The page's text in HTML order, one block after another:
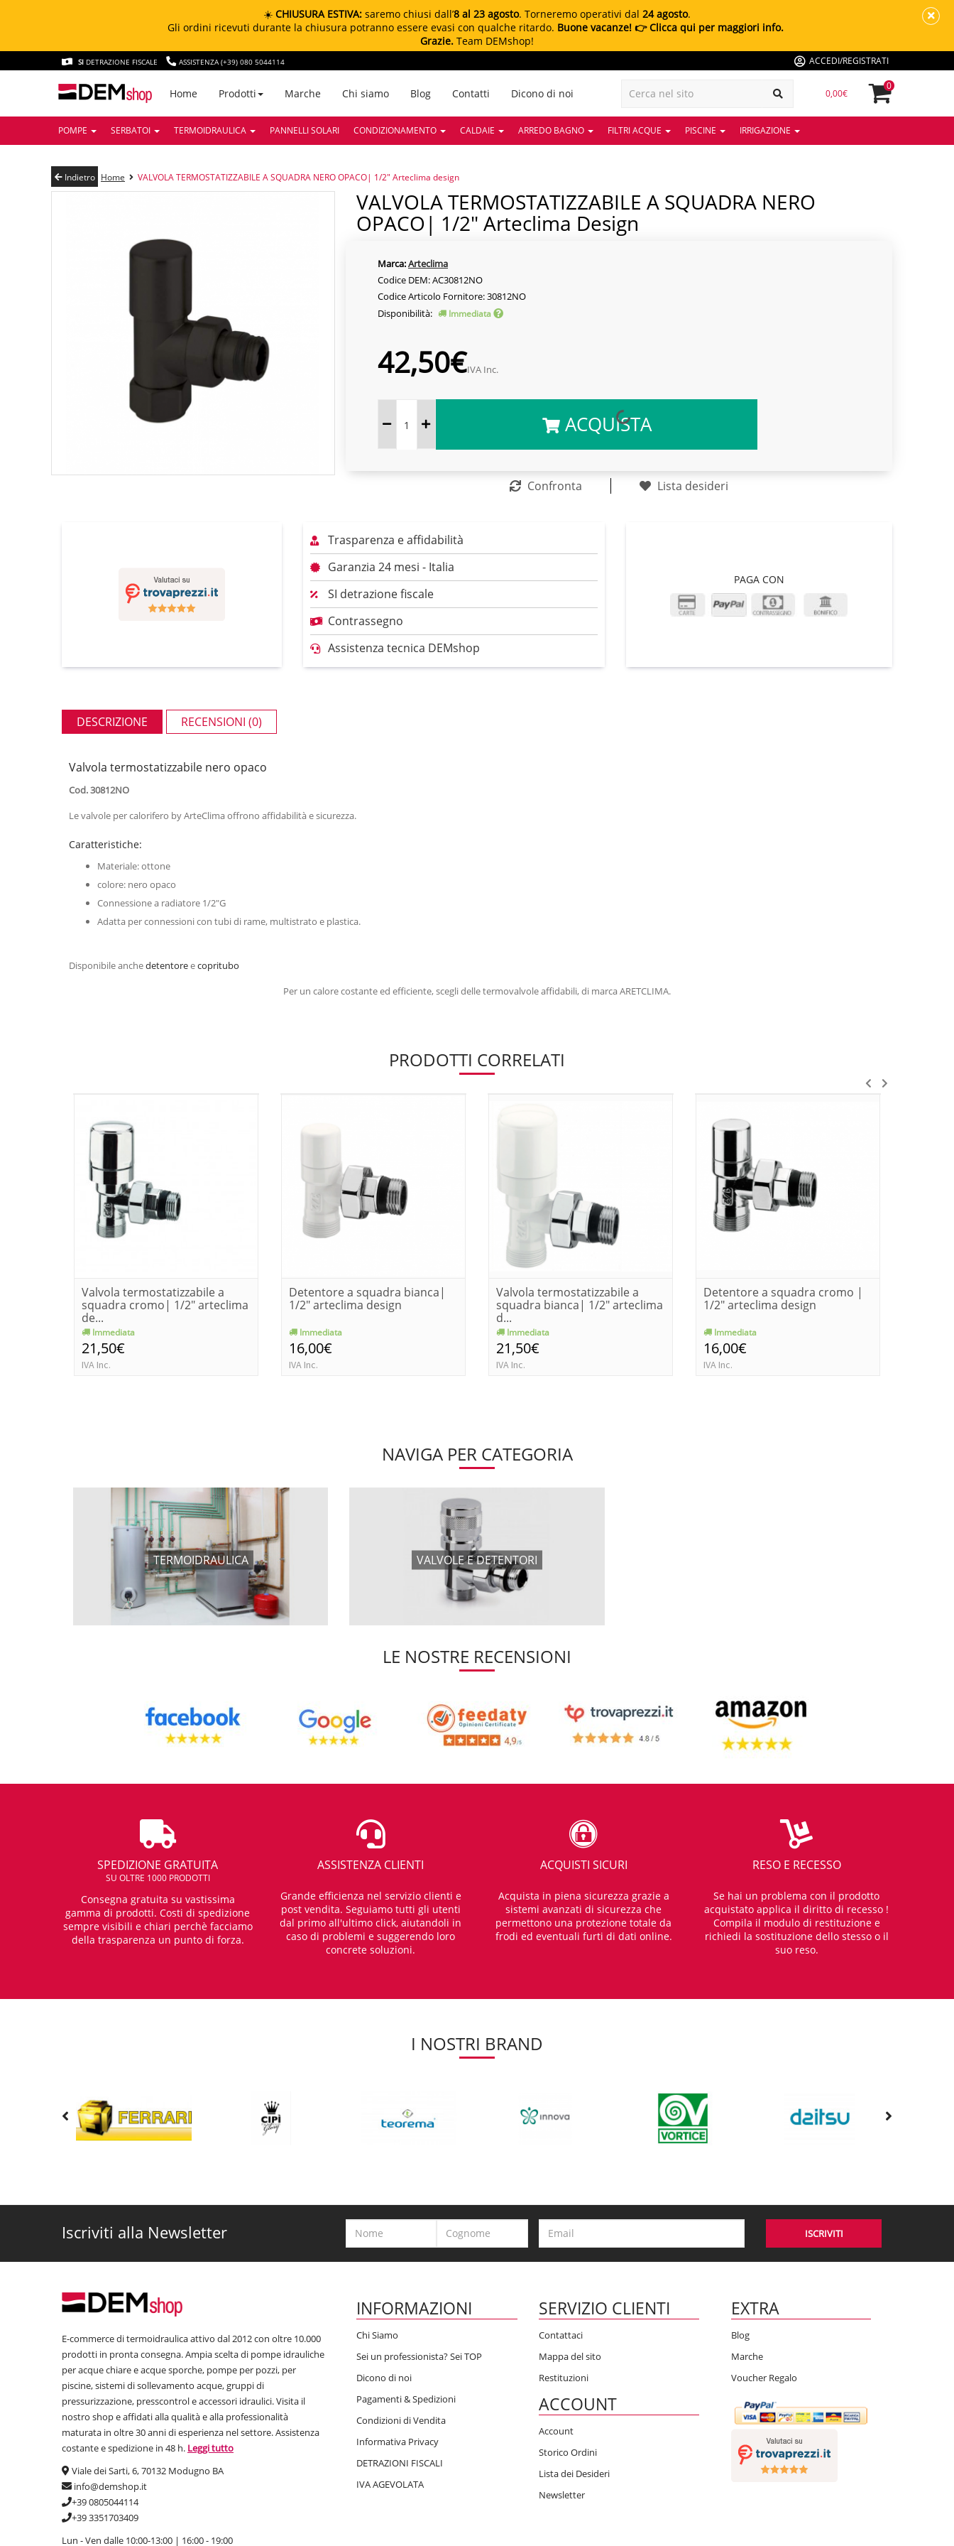
☀️ CHIUSURA ESTIVA: saremo chiusi dall’8 al 23 agosto. Torneremo operativi dal 24 agosto.
Gli ordini ricevuti durante la chiusura potranno essere evasi con qualche ritardo. Buone vacanze! 👉 Clicca qui per maggiori info.
Grazie. Team DEMshop!
SI DETRAZIONE FISCALE ASSISTENZA (+39) 080 5044114 ACCEDI/REGISTRATI
Home Prodotti Marche Chi siamo Blog Contatti Dicono di noi 0,00€
0
POMPE SERBATOI TERMOIDRAULICA PANNELLI SOLARI CONDIZIONAMENTO CALDAIE ARREDO BAGNO FILTRI ACQUE PISCINE IRRIGAZIONE
Indietro Home VALVOLA TERMOSTATIZZABILE A SQUADRA NERO OPACO| 1/2" Arteclima design
VALVOLA TERMOSTATIZZABILE A SQUADRA NERO
OPACO| 1/2" Arteclima Design
Marca:Arteclima
Codice DEM: AC30812NO
Codice Articolo Fornitore: 30812NO
Disponibilità:
Immediata
42,50€IVA Inc.
ACQUISTA
Confronta Lista desideri
Trasparenza e affidabilità
Garanzia 24 mesi - Italia
SI detrazione fiscale
Contrassegno
Assistenza tecnica DEMshop
PAGA CON
DESCRIZIONE RECENSIONI (0)
Valvola termostatizzabile nero opaco
Cod. 30812NO
Le valvole per calorifero by ArteClima offrono affidabilità e sicurezza.
Caratteristiche:
Materiale: ottone
colore: nero opaco
Connessione a radiatore 1/2"G
Adatta per connessioni con tubi di rame, multistrato e plastica.
Disponibile anchedetentoreecopritubo
Per un calore costante ed efficiente, scegli delle termovalvole affidabili, di marca ARETCLIMA.
PRODOTTI CORRELATI
Valvola termostatizzabile a
squadra cromo| 1/2" arteclima
de...
Immediata
21,50€
IVA Inc.
Detentore a squadra bianca|
1/2" arteclima design
Immediata
16,00€
IVA Inc.
Valvola termostatizzabile a
squadra bianca| 1/2" arteclima
d...
Immediata
21,50€
IVA Inc.
Detentore a squadra cromo |
1/2" arteclima design
Immediata
16,00€
IVA Inc.
NAVIGA PER CATEGORIA
TERMOIDRAULICA VALVOLE E DETENTORI
LE NOSTRE RECENSIONI
SPEDIZIONE GRATUITA
SU OLTRE 1000 PRODOTTI
Consegna gratuita su vastissima
gamma di prodotti. Costi di spedizione
sempre visibili e chiari perchè facciamo
della trasparenza un punto di forza.
ASSISTENZA CLIENTI
Grande efficienza nel servizio clienti e
post vendita. Seguiamo tutti gli utenti
dal primo all'ultimo click, aiutandoli in
caso di problemi e suggerendo loro
concrete soluzioni.
ACQUISTI SICURI
Acquista in piena sicurezza grazie a
sistemi avanzati di sicurezza che
permettono una protezione totale da
frodi ed eventuali furti di dati online.
RESO E RECESSO
Se hai un problema con il prodotto
acquistato applica il diritto di recesso !
Compila il modulo di restituzione e
richiedi la sostituzione dello stesso o il
suo reso.
I NOSTRI BRAND
Iscriviti alla Newsletter ISCRIVITI
E-commerce di termoidraulica attivo dal 2012 con oltre 10.000
prodotti in pronta consegna. Ampia scelta di pompe idrauliche
per acque chiare e acque sporche, pompe per pozzi, per
piscine, sistemi di sollevamento acque, gruppi di
pressurizzazione, presscontrol e accessori idraulici. Visita il
nostro shop e affidati alla qualità e alla professionalità
maturata in oltre 30 anni di esperienza nel settore. Assistenza
costante e spedizione in 48 h. Leggi tutto
Viale dei Sarti, 6, 70132 Modugno BA
info@demshop.it
+39 0805044114
+39 3351703409
Lun - Ven dalle 10:00-13:00 | 16:00 - 19:00
INFORMAZIONI
Chi Siamo
Sei un professionista? Sei TOP
Dicono di noi
Pagamenti & Spedizioni
Condizioni di Vendita
Informativa Privacy
DETRAZIONI FISCALI
IVA AGEVOLATA
SERVIZIO CLIENTI
Contattaci
Mappa del sito
Restituzioni
ACCOUNT
Account
Storico Ordini
Lista dei Desideri
Newsletter
EXTRA
Blog
Marche
Voucher Regalo